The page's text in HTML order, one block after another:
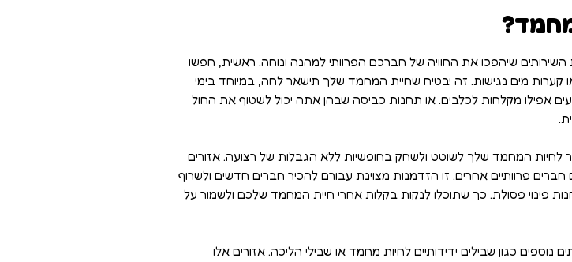
שיהפכו את החוויה של חברכם הפרוותי למהנה ונוחה. ראשית, חפשו
קערות מים נגישות. זה יבטיח שחיית המחמד שלך תישאר לחה, במיוחד בימי
אפילו מקלחות לכלבים. או תחנות כביסה שבהן אתה יכול לשטוף את החול
לחיות המחמד שלך לשוטט ולשחק בחופשיות ללא הגבלות של רצועה. אזורים
פרוותיים אחרים. זו הזדמנות מצוינת עבורם להכיר חברים חדשים ולשרוף
פינוי פסולת. כך שתוכלו לנקות בקלות אחרי חיית המחמד שלכם ולשמור על
נוספים כגון שבילים ידידותיים לחיות מחמד או שבילי הליכה. אזורים אלו